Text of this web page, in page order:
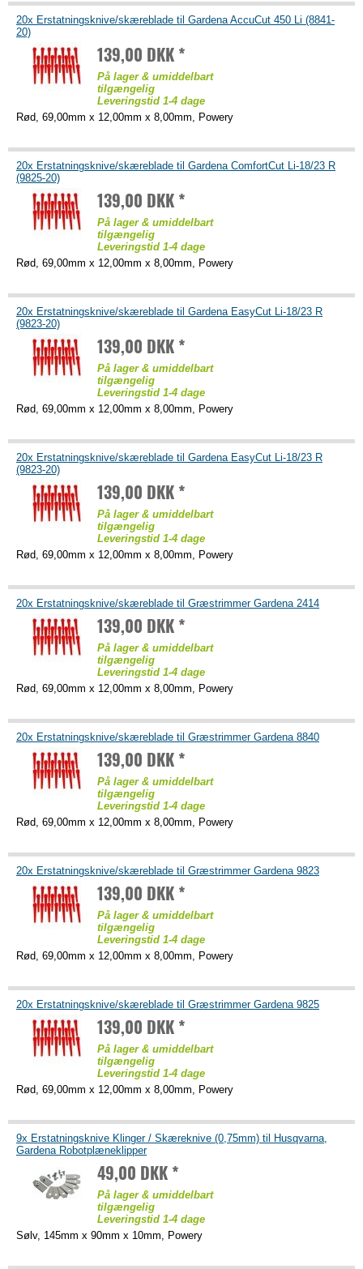
20x Erstatningsknive/skæreblade til Gardena AccuCut 450 Li (8841-
20)
139,00 DKK *
På lager & umiddelbart
tilgængelig
Leveringstid 1-4 dage
Rød, 69,00mm x 12,00mm x 8,00mm, Powery
20x Erstatningsknive/skæreblade til Gardena ComfortCut Li-18/23 R
(9825-20)
139,00 DKK *
På lager & umiddelbart
tilgængelig
Leveringstid 1-4 dage
Rød, 69,00mm x 12,00mm x 8,00mm, Powery
20x Erstatningsknive/skæreblade til Gardena EasyCut Li-18/23 R
(9823-20)
139,00 DKK *
På lager & umiddelbart
tilgængelig
Leveringstid 1-4 dage
Rød, 69,00mm x 12,00mm x 8,00mm, Powery
20x Erstatningsknive/skæreblade til Gardena EasyCut Li-18/23 R
(9823-20)
139,00 DKK *
På lager & umiddelbart
tilgængelig
Leveringstid 1-4 dage
Rød, 69,00mm x 12,00mm x 8,00mm, Powery
20x Erstatningsknive/skæreblade til Græstrimmer Gardena 2414
139,00 DKK *
På lager & umiddelbart
tilgængelig
Leveringstid 1-4 dage
Rød, 69,00mm x 12,00mm x 8,00mm, Powery
20x Erstatningsknive/skæreblade til Græstrimmer Gardena 8840
139,00 DKK *
På lager & umiddelbart
tilgængelig
Leveringstid 1-4 dage
Rød, 69,00mm x 12,00mm x 8,00mm, Powery
20x Erstatningsknive/skæreblade til Græstrimmer Gardena 9823
139,00 DKK *
På lager & umiddelbart
tilgængelig
Leveringstid 1-4 dage
Rød, 69,00mm x 12,00mm x 8,00mm, Powery
20x Erstatningsknive/skæreblade til Græstrimmer Gardena 9825
139,00 DKK *
På lager & umiddelbart
tilgængelig
Leveringstid 1-4 dage
Rød, 69,00mm x 12,00mm x 8,00mm, Powery
9x Erstatningsknive Klinger / Skæreknive (0,75mm) til Husqvarna,
Gardena Robotplæneklipper
49,00 DKK *
På lager & umiddelbart
tilgængelig
Leveringstid 1-4 dage
Sølv, 145mm x 90mm x 10mm, Powery